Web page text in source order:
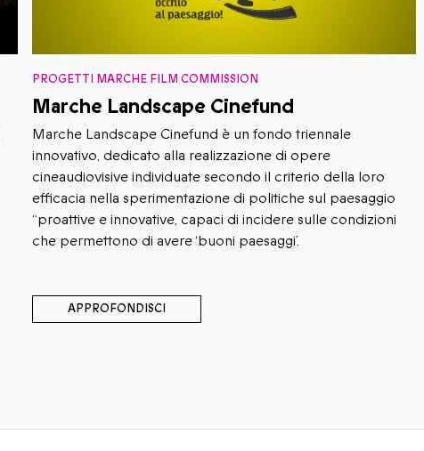
PROGETTI MARCHE FILM COMMISSION
Marche Landscape Cinefund
Marche Landscape Cinefund è un fondo triennale
innovativo, dedicato alla realizzazione di opere
cineaudiovisive individuate secondo il criterio della loro
efficacia nella sperimentazione di politiche sul paesaggio
“proattive e innovative, capaci di incidere sulle condizioni
che permettono di avere ‘buoni paesaggi’.
APPROFONDISCI